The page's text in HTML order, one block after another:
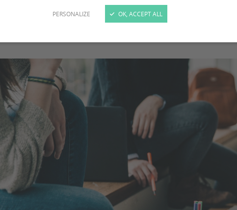
PERSONALIZE OK, ACCEPT ALL
Léon Duguit accueille près de 24 doctorants. Ils
de thèses par les enseignants habilités à diriger des